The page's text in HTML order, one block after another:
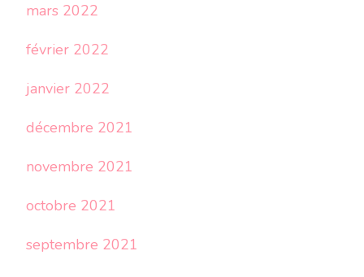
mars 2022
février 2022
janvier 2022
décembre 2021
novembre 2021
octobre 2021
septembre 2021